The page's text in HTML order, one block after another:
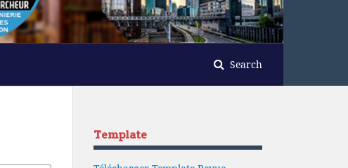
Search
Template